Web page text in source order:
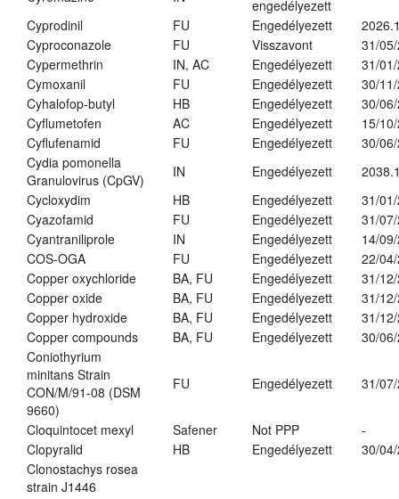
engedélyezett
Cyprodinil
FU Engedélyezett
Cyproconazole
FU Visszavont
31/
Cypermethrin
IN, AC Engedélyezett
31/
Cymoxanil
FU Engedélyezett
30/
Cyhalofop-butyl
HB Engedélyezett
30/
Cyflumetofen
AC Engedélyezett
15/
Cyflufenamid
FU Engedélyezett
30/
Cydia pomonella
Granulovirus (CpGV)
IN Engedélyezett
Cycloxydim
HB Engedélyezett
31/
Cyazofamid
FU Engedélyezett
31/
Cyantraniliprole
IN Engedélyezett
14/
COS-OGA
FU Engedélyezett
22/
Copper oxychloride
BA, FU Engedélyezett
31/
Copper oxide
BA, FU Engedélyezett
31/
Copper hydroxide
BA, FU Engedélyezett
31/
Copper compounds
BA, FU Engedélyezett
30/
Coniothyrium
minitans Strain
CON/M/91-08 (DSM
9660)
FU Engedélyezett 31/
Cloquintocet mexyl Safener Not PPP
-
Clopyralid
HB Engedélyezett
30/
Clonostachys rosea
strain J1446